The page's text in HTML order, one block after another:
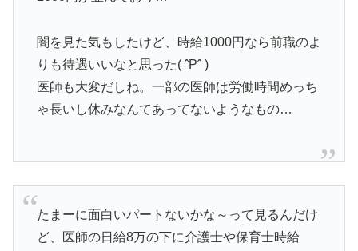
闇を見た気もしたけど、時給1000円なら前職のよ
りも待遇いいなと思った( ˆPˆ )
医師も大変だしね。一部の医師は労働時間めっち
ゃ長いし休みなんてあってないようなもの…
たまーに面白いパートないかな～って見るんだけ
ど、医師の日給8万の下に介護士や保育士時給